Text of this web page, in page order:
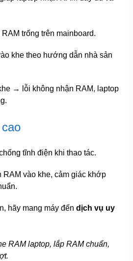
trống trên mainboard.
khe theo hướng dẫn nhà sản
→ lỗi không nhận RAM, laptop
tĩnh điện khi thao tác.
RAM vào khe, cảm giác khớp
hãy mang máy đến dịch vụ uy
RAM laptop, lắp RAM chuẩn,